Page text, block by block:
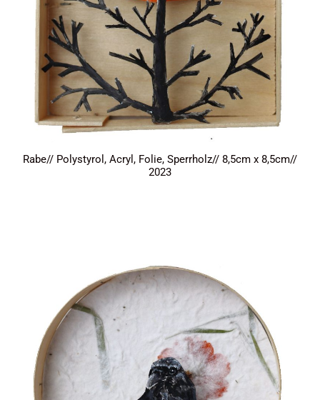
Rabe// Polystyrol, Acryl, Folie, Sperrholz// 8,5cm x 8,5cm//
2023